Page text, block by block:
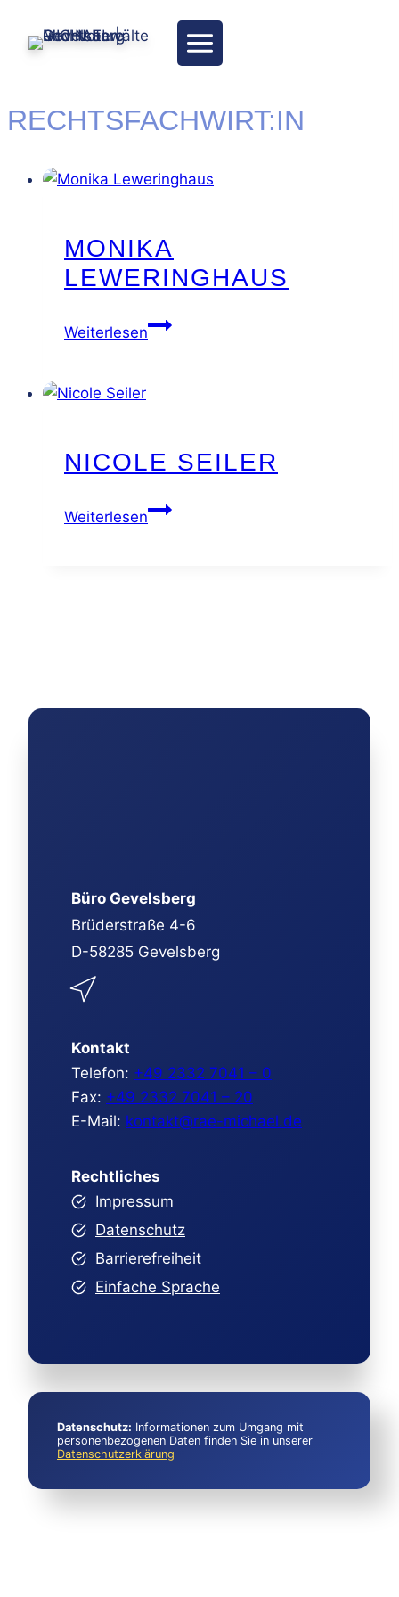
Inhalt
RECHTSFACHWIRT:IN
MONIKA
LEWERINGHAUS
WeiterlesenMonika
NICOLE SEILER
WeiterlesenNicole
Büro Gevelsberg
Brüderstraße 4-6
D-58285 Gevelsberg
Kontakt
Telefon: +49 2332 7041 – 0
Fax: +49 2332 7041 – 20
E-Mail: kontakt@rae-michael.de
Rechtliches
Impressum
Datenschutz
Barrierefreiheit
Einfache Sprache
Datenschutz: Informationen zum Umgang mit
personenbezogenen Daten finden Sie in unserer
Datenschutzerklärung